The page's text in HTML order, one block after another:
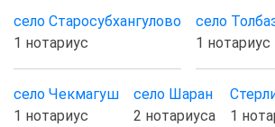
село Старосубхангулово
1 нотариус
село
1 нотариус
село Чекмагуш
1 нотариус
село Шаран
2 нотариуса
1